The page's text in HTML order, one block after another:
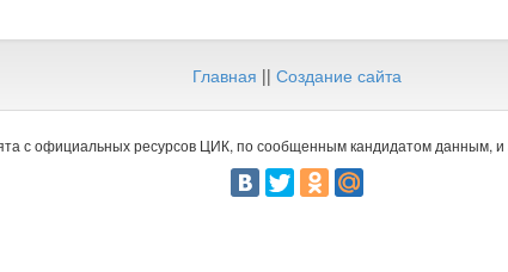
Главная || Создание сайта
с официальных ресурсов ЦИК, по сообщенным кандидатом данным, и